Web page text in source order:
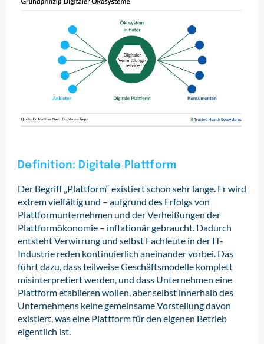
Definition: Digitale Plattform
Der Begriff „Plattform“ existiert schon sehr lange. Er wird
extrem vielfältig und – aufgrund des Erfolgs von
Plattformunternehmen und der Verheißungen der
Plattformökonomie – inflationär gebraucht. Dadurch
entsteht Verwirrung und selbst Fachleute in der IT-
Industrie reden kontinuierlich aneinander vorbei. Das
führt dazu, dass teilweise Geschäftsmodelle komplett
misinterpretiert werden, und dass Unternehmen eine
Plattform etablieren wollen, aber selbst innerhalb des
Unternehmens keine gemeinsame Vorstellung davon
existiert, was eine Plattform für den eigenen Betrieb
eigentlich ist.